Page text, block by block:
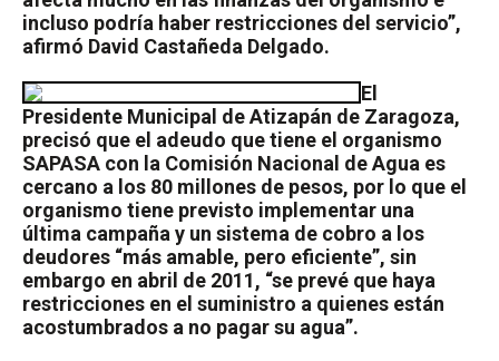
incluso podría haber restricciones del servicio”,
afirmó David Castañeda Delgado.
El
Presidente Municipal de Atizapán de Zaragoza,
precisó que el adeudo que tiene el organismo
SAPASA con la Comisión Nacional de Agua es
cercano a los 80 millones de pesos, por lo que el
organismo tiene previsto implementar una
última campaña y un sistema de cobro a los
deudores “más amable, pero eficiente”, sin
embargo en abril de 2011, “se prevé que haya
restricciones en el suministro a quienes están
acostumbrados a no pagar su agua”.